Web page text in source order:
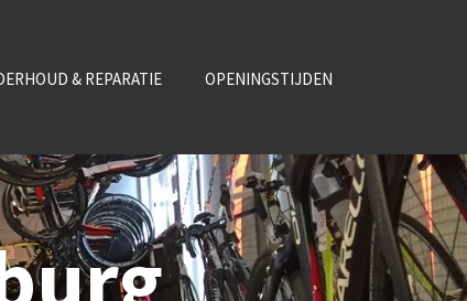
& REPARATIE
OPENINGSTIJDEN